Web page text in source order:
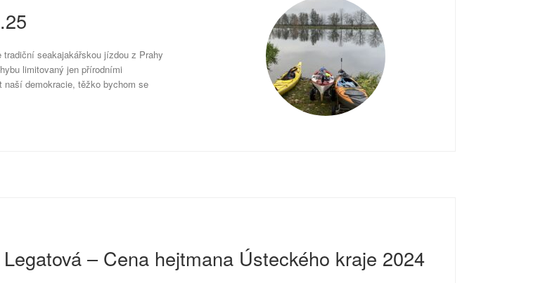
seakajakářskou jízdou z Prahy
limitovaný jen přírodními
demokracie, těžko bychom se
– Cena hejtmana Ústeckého kraje 2024